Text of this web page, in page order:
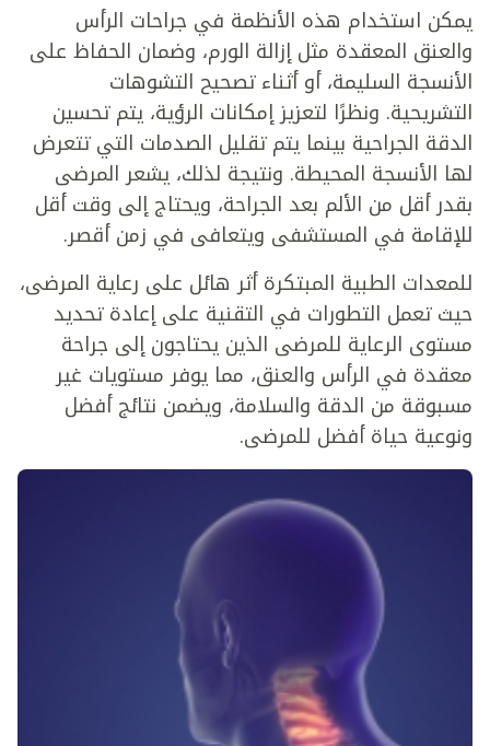
يمكن استخدام هذه الأنظمة في جراحات الرأس
والعنق المعقدة مثل إزالة الورم، وضمان الحفاظ على
الأنسجة السليمة، أو أثناء تصحيح التشوهات
التشريحية. ونظرًا لتعزيز إمكانات الرؤية، يتم تحسين
الدقة الجراحية بينما يتم تقليل الصدمات التي تتعرض
لها الأنسجة المحيطة. ونتيجة لذلك، يشعر المرضى
بقدر أقل من الألم بعد الجراحة، ويحتاج إلى وقت أقل
للإقامة في المستشفى ويتعافى في زمن أقصر.
للمعدات الطبية المبتكرة أثر هائل على رعاية المرضى،
حيث تعمل التطورات في التقنية على إعادة تحديد
مستوى الرعاية للمرضى الذين يحتاجون إلى جراحة
معقدة في الرأس والعنق، مما يوفر مستويات غير
مسبوقة من الدقة والسلامة، ويضمن نتائج أفضل
ونوعية حياة أفضل للمرضى.